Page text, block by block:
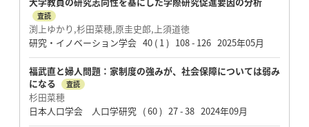
査読
渕上ゆかり,杉田菜穂,原圭史郎,上須道徳
研究・イノベーション学会 40 ( 1 ) 108 - 126 2025年05月
福武直と婦人問題：家制度の強みが、社会保障については弱み
になる
査読
杉田菜穂
日本人口学会 人口学研究 ( 60 ) 27 - 38 2024年09月